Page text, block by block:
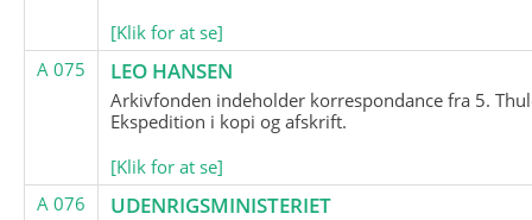
[Klik for at se]
A 075
LEO HANSEN
Arkivfonden indeholder korrespondance fra 5.
Ekspedition i kopi og afskrift.
[Klik for at se]
A 076
UDENRIGSMINISTERIET